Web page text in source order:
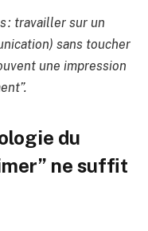
: travailler sur un
sans toucher
une impression
du
ne suffit